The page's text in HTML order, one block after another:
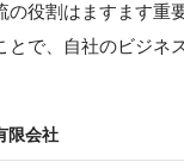
の役割はますます重
で、自社のビジネ
限会社